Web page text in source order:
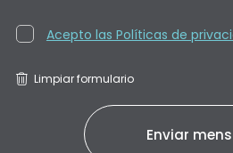
Acepto las Políticas de
Limpiar formulario